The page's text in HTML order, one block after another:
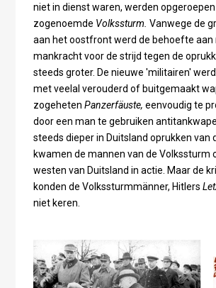
niet in dienst waren, werden
zogenoemde Volkssturm. Vanwege de
aan het oostfront werd de behoefte aan
mankracht voor de strijd tegen de
steeds groter. De nieuwe 'militairen'
met veelal verouderd of buitgemaakt
zogeheten Panzerfäuste, eenvoudig te
door een man te gebruiken
steeds dieper in Duitsland oprukken van
kwamen de mannen van de Volkssturm
westen van Duitsland in actie. Maar de
konden de Volkssturmmänner, Hitlers
niet keren.